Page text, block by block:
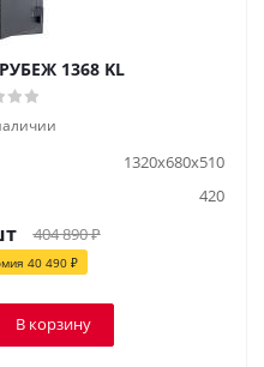
1368 KL
1320х680х510
420
404 890₽
40 490₽
В корзину